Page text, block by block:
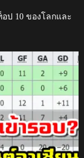
ป 10 ของโลกและ